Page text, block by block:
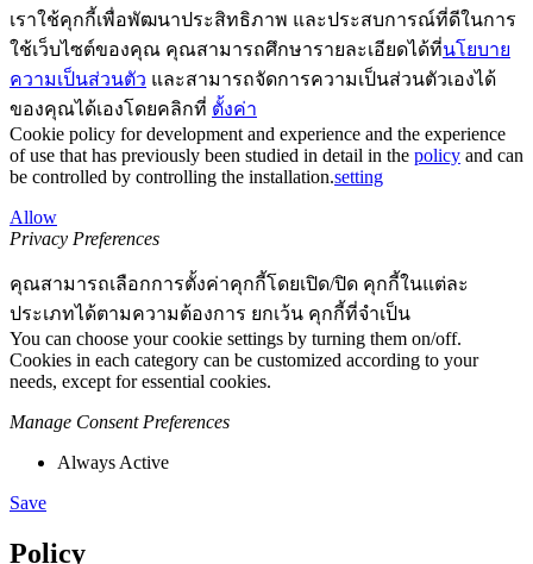
เราใช้คุกกี้เพื่อพัฒนาประสิทธิภาพ และประสบการณ์ที่ดีในการ
ใช้เว็บไซต์ของคุณ คุณสามารถศึกษารายละเอียดได้ที่นโยบาย
ความเป็นส่วนตัว และสามารถจัดการความเป็นส่วนตัวเองได้
ของคุณได้เองโดยคลิกที่ ตั้งค่า
Cookie policy for development and experience and the experience
of use that has previously been studied in detail in the policy and can
be controlled by controlling the installation.setting
Allow
Privacy Preferences
คุณสามารถเลือกการตั้งค่าคุกกี้โดยเปิด/ปิด คุกกี้ในแต่ละ
ประเภทได้ตามความต้องการ ยกเว้น คุกกี้ที่จำเป็น
You can choose your cookie settings by turning them on/off.
Cookies in each category can be customized according to your
needs, except for essential cookies.
Manage Consent Preferences
Always Active
Save
Policy